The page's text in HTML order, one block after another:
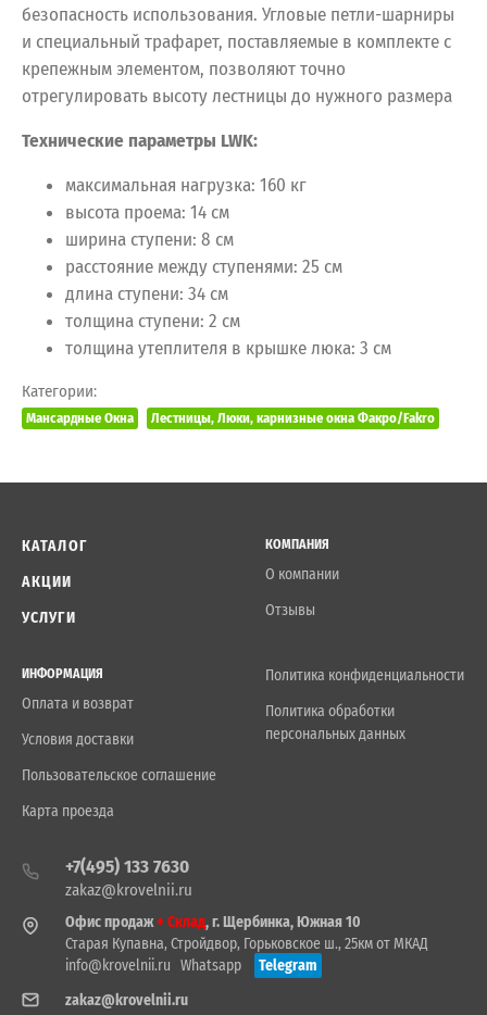
безопасность использования. Угловые петли-шарниры
и специальный трафарет, поставляемые в комплекте с
крепежным элементом, позволяют точно
отрегулировать высоту лестницы до нужного размера
Технические параметры LWK:
максимальная нагрузка: 160 кг
высота проема: 14 см
ширина ступени: 8 см
расстояние между ступенями: 25 см
длина ступени: 34 см
толщина ступени: 2 см
толщина утеплителя в крышке люка: 3 см
Категории:
Мансардные Окна Лестницы, Люки, карнизные окна Факро/Fakro
КАТАЛОГ
АКЦИИ
УСЛУГИ
КОМПАНИЯ
О компании
Отзывы
ИНФОРМАЦИЯ
Оплата и возврат
Условия доставки
Пользовательское соглашение
Карта проезда
Политика конфиденциальности
Политика обработки
персональных данных
+7(495) 133 7630
zakaz@krovelnii.ru
Офис продаж+ Склад, г. Щербинка, Южная 10
Старая Купавна, Стройдвор, Горьковское ш., 25км от МКАД
info@krovelnii.ru Whatsapp
Telegram
zakaz@krovelnii.ru